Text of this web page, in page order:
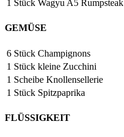
1 Stück Wagyu A5 Rumpsteak
GEMÜSE
6 Stück Champignons
1 Stück kleine Zucchini
1 Scheibe Knollensellerie
1 Stück Spitzpaprika
FLÜSSIGKEIT